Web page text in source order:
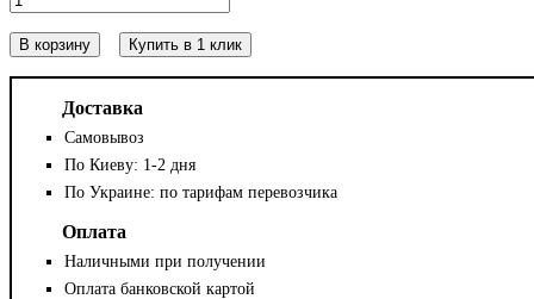
В корзину Купить в 1 клик
Доставка
Самовывоз
По Киеву: 1-2 дня
По Украине: по тарифам перевозчика
Оплата
Наличными при получении
Оплата банковской картой